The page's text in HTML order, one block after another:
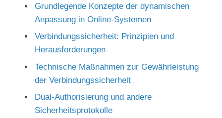
Grundlegende Konzepte der dynamischen
Anpassung in Online-Systemen
Verbindungssicherheit: Prinzipien und
Herausforderungen
Technische Maßnahmen zur Gewährleistung
der Verbindungssicherheit
Dual-Authorisierung und andere
Sicherheitsprotokolle